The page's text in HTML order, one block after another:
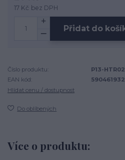
17 Kč bez DPH
Přidat do
Číslo produktu:
P13-HTR02
EAN kód:
Hlídat cenu / dostupnost
Do oblíbených
Více o produktu: